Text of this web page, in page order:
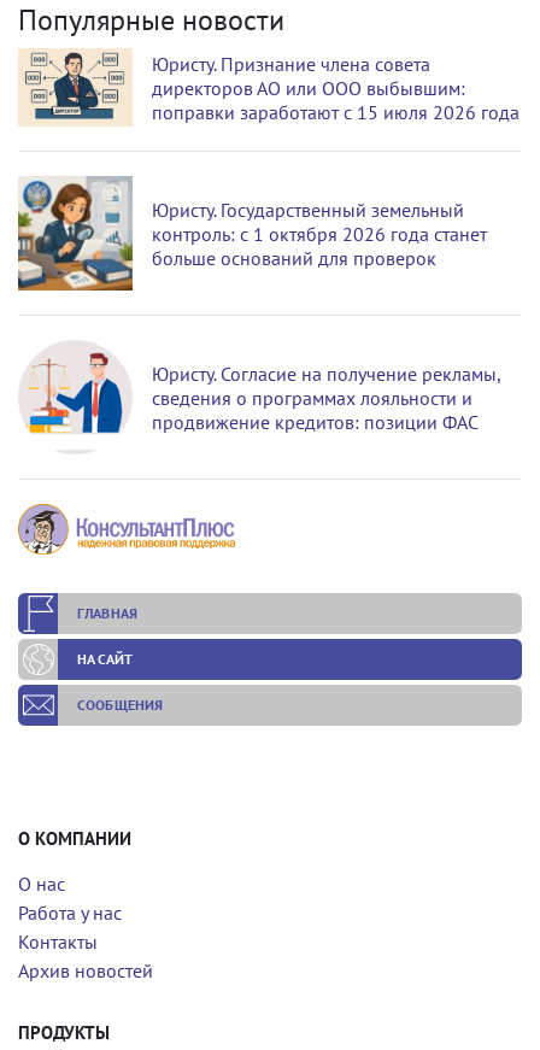
Популярные новости
Юристу. Признание члена совета
директоров АО или ООО выбывшим:
поправки заработают с 15 июля 2026 года
Юристу. Государственный земельный
контроль: с 1 октября 2026 года станет
больше оснований для проверок
Юристу. Согласие на получение рекламы,
сведения о программах лояльности и
продвижение кредитов: позиции ФАС
ГЛАВНАЯ
НА САЙТ
СООБЩЕНИЯ
О КОМПАНИИ
О нас
Работа у нас
Контакты
Архив новостей
ПРОДУКТЫ